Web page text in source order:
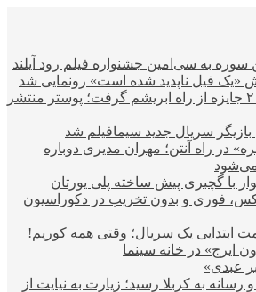
«یک فیل ناپدید شده است» رونمایی شد
فیلم کوتاه «مینا» ۲ جایزه از راه ابریشم گرفت؛ پوستر منتشر
سریال جدید سیمافیلم شد
در راه آنتن؛ مهران مدیری دوباره
با گچبری پیش ساخته پلی یورتان
فوری و بدون تخریب در دکوراسیون
ابتدایی یک سریال؛ وقتی همه کوریم!
ایرج» در خانه سینما
عبدی»
رسانه به کربلا رسید؛ زیارت به نیایت از